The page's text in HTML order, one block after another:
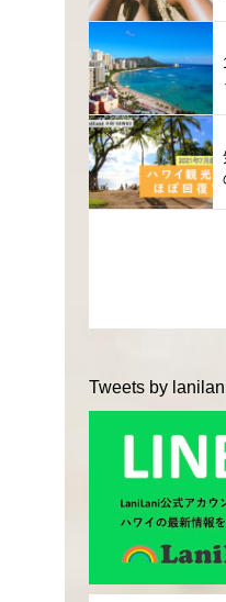
Tweets by